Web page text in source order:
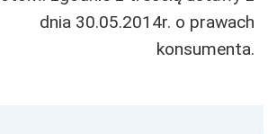
dnia 30.05.2014r. o prawach
konsumenta.